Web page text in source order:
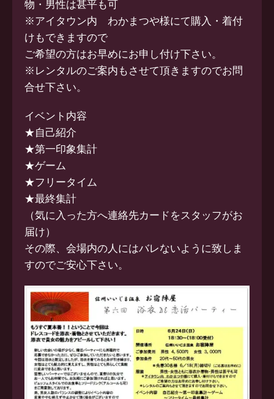
物・男性は甚平も可
※アイタウン内 わかまつや様にて購入・着付
けもできますので
ご希望の方はお早めにお申し付け下さい。
※レンタルのご案内もさせて頂きますのでお問
合せ下さい。
イベント内容
★自己紹介
★第一印象集計
★ゲーム
★フリータイム
★最終集計
（気に入った方へ連絡先カードをスタッフがお
届け）
その際、会場内の人にはバレないように致しま
すのでご安心下さい。